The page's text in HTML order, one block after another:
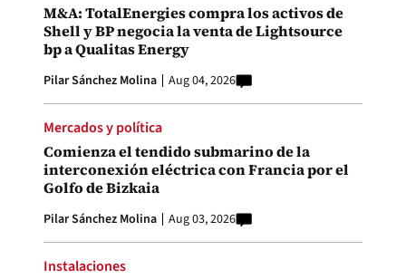
M&A: TotalEnergies compra los activos de
Shell y BP negocia la venta de Lightsource
bp a Qualitas Energy
Pilar Sánchez Molina Aug 04, 2026
Mercados y política
Comienza el tendido submarino de la
interconexión eléctrica con Francia por el
Golfo de Bizkaia
Pilar Sánchez Molina Aug 03, 2026
Instalaciones